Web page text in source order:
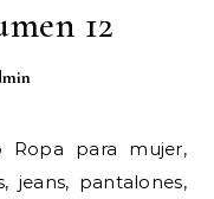
12
jeans, pantalones,